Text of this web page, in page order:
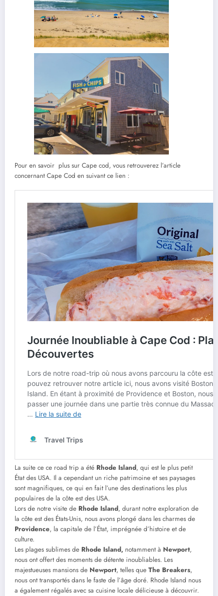
Pour en savoir plus sur Cape cod, vous retrouverez l’article
concernant Cape Cod en suivant ce lien :
La suite ce ce road trip a été Rhode Island, qui est le plus petit
État des USA. Il a cependant un riche patrimoine et ses paysages
sont magnifiques, ce qui en fait l’une des destinations les plus
populaires de la côte est des USA.
Lors de notre visite de Rhode Island, durant notre exploration de
la côte est des États-Unis, nous avons plongé dans les charmes de
Providence, la capitale de l’État, imprégnée d’histoire et de
culture.
Les plages sublimes de Rhode Island, notamment à Newport,
nous ont offert des moments de détente inoubliables. Les
majestueuses mansions de Newport, telles que The Breakers,
nous ont transportés dans le faste de l’âge doré. Rhode Island nous
a également régalés avec sa cuisine locale délicieuse à découvrir.